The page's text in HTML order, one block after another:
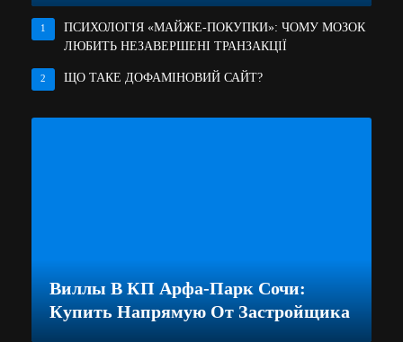
1
ПСИХОЛОГІЯ «МАЙЖЕ-ПОКУПКИ»: ЧОМУ МОЗОК
ЛЮБИТЬ НЕЗАВЕРШЕНІ ТРАНЗАКЦІЇ
2 ЩО ТАКЕ ДОФАМІНОВИЙ САЙТ?
Виллы В КП Арфа-Парк Сочи:
Купить Напрямую От Застройщика